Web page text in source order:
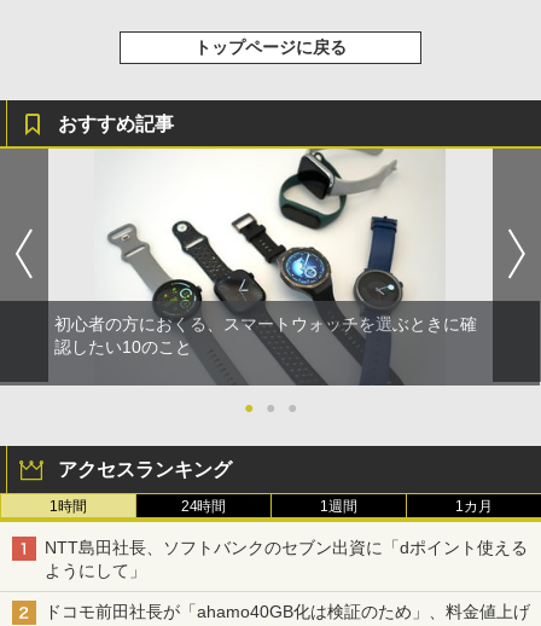
トップページに戻る
おすすめ記事
初心者の方におくる、スマートウォッチを選ぶときに確
認したい10のこと
● ● ●
アクセスランキング
1時間 24時間 1週間 1カ月
NTT島田社長、ソフトバンクのセブン出資に「dポイント使える
ようにして」
ドコモ前田社長が「ahamo40GB化は検証のため」、料金値上げ